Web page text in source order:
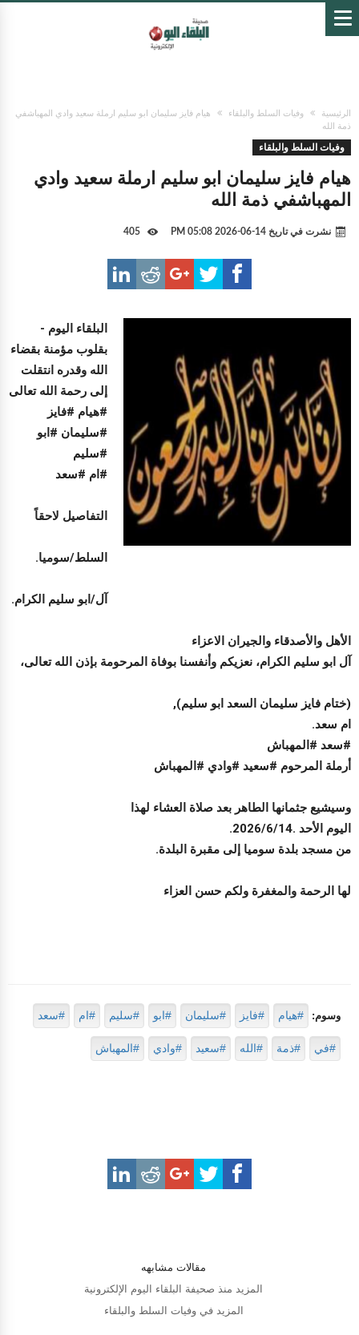
الرئيسية وفيات السلط والبلقاء
هيام فايز سليمان ابو سليم ارملة سعيد وادي المهباشفي
ذمة الله
وفيات السلط والبلقاء
هيام فايز سليمان ابو سليم ارملة سعيد وادي
المهباشفي ذمة الله
نشرت في تاريخ 14-06-2026 05:08 PM
البلقاء اليوم -
بقلوب مؤمنة بقضاء
الله وقدره انتقلت
إلى رحمة الله تعالى
#هيام #فايز
#سليمان #ابو
#سليم
#ام #سعد
التفاصيل لاحقاً
السلط/سوميا.
آل/ابو سليم الكرام.
الأهل والأصدقاء والجيران الاعزاء
آل ابو سليم الكرام، نعزيكم وأنفسنا بوفاة المرحومة بإذن الله تعالى،
(ختام فايز سليمان السعد ابو سليم),
ام سعد.
#سعد #المهباش
أرملة المرحوم #سعيد #وادي #المهباش
وسيشيع جثمانها الطاهر بعد صلاة العشاء لهذا
اليوم الأحد .2026/6/14.
من مسجد بلدة سوميا إلى مقبرة البلدة.
لها الرحمة والمغفرة ولكم حسن العزاء
وسوم: #هيام #فايز #سليمان #ابو #سليم #ام #سعد
#في #ذمة #الله #سعيد #وادي #المهباش
مقالات مشابهه
المزيد منذ صحيفة البلقاء اليوم الإلكترونية
المزيد في وفيات السلط والبلقاء